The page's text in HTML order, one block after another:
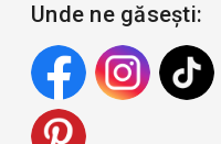
Unde ne găsești: